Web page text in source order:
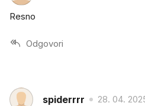
Resno
Odgovori
spiderrrr 28. 04.